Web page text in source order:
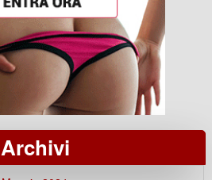
Archivi